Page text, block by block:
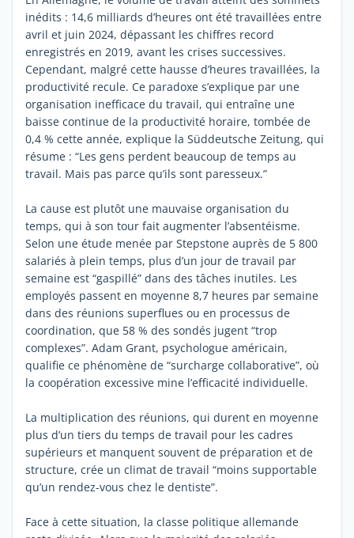
inédits : 14,6 milliards d’heures ont été travaillées entre
avril et juin 2024, dépassant les chiffres record
enregistrés en 2019, avant les crises successives.
Cependant, malgré cette hausse d’heures travaillées, la
productivité recule. Ce paradoxe s’explique par une
organisation inefficace du travail, qui entraîne une
baisse continue de la productivité horaire, tombée de
0,4 % cette année, explique la Süddeutsche Zeitung, qui
résume : “Les gens perdent beaucoup de temps au
travail. Mais pas parce qu’ils sont paresseux.”
La cause est plutôt une mauvaise organisation du
temps, qui à son tour fait augmenter l’absentéisme.
Selon une étude menée par Stepstone auprès de 5 800
salariés à plein temps, plus d’un jour de travail par
semaine est “gaspillé” dans des tâches inutiles. Les
employés passent en moyenne 8,7 heures par semaine
dans des réunions superflues ou en processus de
coordination, que 58 % des sondés jugent “trop
complexes”. Adam Grant, psychologue américain,
qualifie ce phénomène de “surcharge collaborative”, où
la coopération excessive mine l’efficacité individuelle.
La multiplication des réunions, qui durent en moyenne
plus d’un tiers du temps de travail pour les cadres
supérieurs et manquent souvent de préparation et de
structure, crée un climat de travail “moins supportable
qu’un rendez-vous chez le dentiste”.
Face à cette situation, la classe politique allemande